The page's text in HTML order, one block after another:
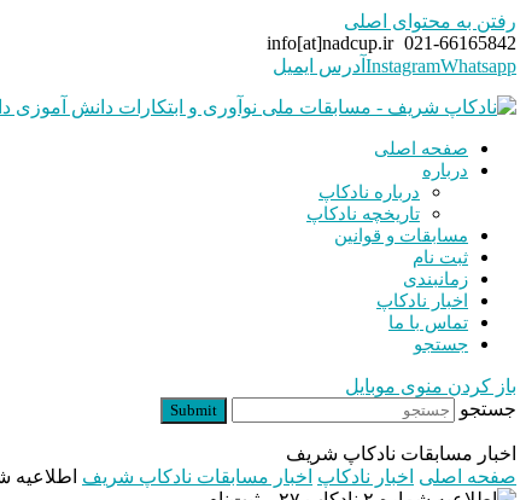
رفتن به محتوای اصلی
021-66165842
info[at]nadcup.ir
InstagramWhatsapp آدرس ایمیل
صفحه اصلی
درباره
درباره نادکاپ
تاریخچه نادکاپ
مسابقات و قوانین
ثبت نام
زمانبندی
اخبار نادکاپ
تماس با ما
جستجو
باز کردن منوی موبایل
جستجو
Submit
اخبار مسابقات نادکاپ شریف
صفحه اصلی اخبار نادکاپ اخبار مسابقات نادکاپ شریف اطلاعیه شماره ۲